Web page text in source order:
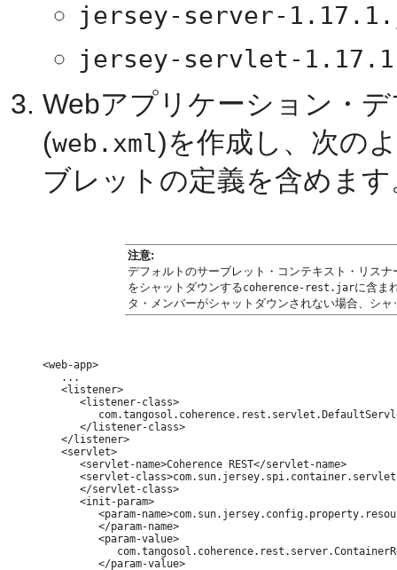
jersey-server-
jersey-servlet-
Webアプリケーション・
(web.xml)を作成し、次の
ブレットの定義を含めます
注意:
デフォルトのサーブレット・コンテキスト・リス
をシャットダウンするcoherence-rest.jarに含ま
タ・メンバーがシャットダウンされない場合、シ
<web-app>
   ...
   <listener>
      <listener-class>
      </listener-class>
   </listener>
   <servlet>
      <servlet-name>Coherence REST</servlet-name>
<servlet-
      </servlet-class>
      <init-param>
<param-
         </param-name>
         <param-value>
         </param-value>